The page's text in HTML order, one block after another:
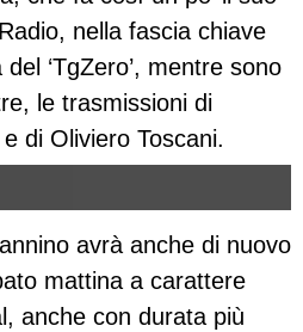
nella fascia chiave
‘TgZero’, mentre sono
le trasmissioni di
di Oliviero Toscani.
avrà anche di nuovo
mattina a carattere
anche con durata più